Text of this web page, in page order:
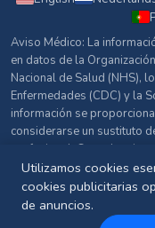
Aviso Médico: La
en datos de la
Nacional de Salud (NHS),
Enfermedades (CDC) y la
información se
considerarse un sustituto
profesional. Consulta
sobre cualquier pregunta
Fuentes y Referencias
© 2026
Utilizamos cookies
cookies publicitarias
de anuncios.